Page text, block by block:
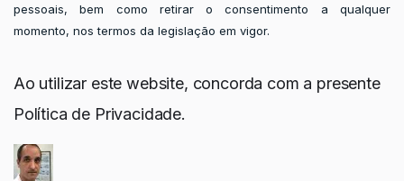
pessoais, bem como retirar o consentimento a qualquer
momento, nos termos da legislação em vigor.
Ao utilizar este website, concorda com a presente
Política de Privacidade.